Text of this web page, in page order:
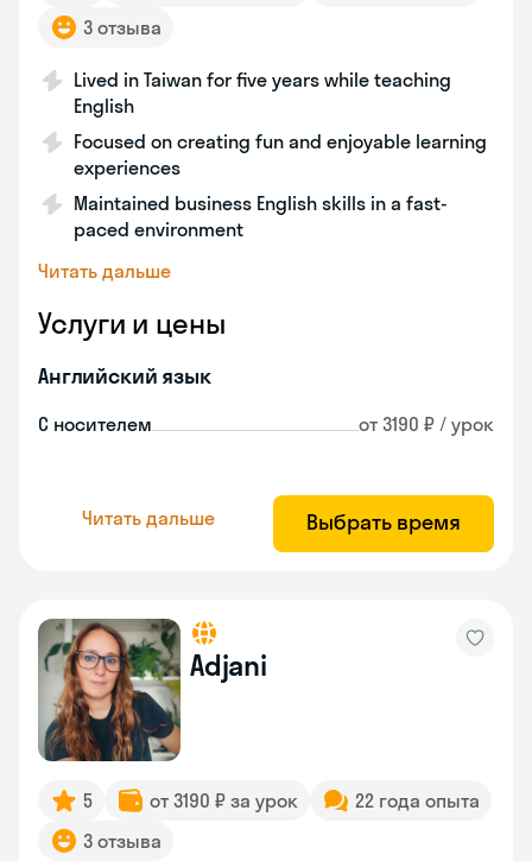
3 отзыва
Lived in Taiwan for five years while teaching
English
Focused on creating fun and enjoyable learning
experiences
Maintained business English skills in a fast-
paced environment
Читать дальше
Услуги и цены
Английский язык
С носителем от 3190 ₽ / урок
Читать дальше Выбрать время
Adjani
5 от 3190 ₽ за урок
22 года опыта
3 отзыва